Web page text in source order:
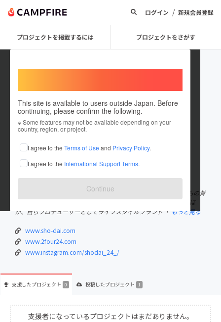
ログイン / 新規会員登録
プロジェクトを掲載するには プロジェクトをさがす
This site is available to users outside Japan. Before
continuing, please confirm the following.
※ Some features may not be available depending on your
country, region, or project.
I agree to the Terms of Use and Privacy Policy.
I agree to the International Support Terms.
Continue
shodai_2four
これまでに1件のプロジェクトを投稿しています
在住国：日本 現在地：三重県
出身国：日本 出身地：三重県
シンガーソングライターで三重県・南伊勢町観光大使の翔大。 誰もの背
中を押す応援歌が特徴で多くの番組タイアップやCMに抜擢されるほ
か、自らプロデューサーとしてライフスタイルブランド「 もっと見る
www.sho-dai.com
www.2four24.com
www.instagram.com/shodai_24_/
支援したプロジェクト 0 投稿したプロジェクト 1
支援者になっているプロジェクトはまだありません。